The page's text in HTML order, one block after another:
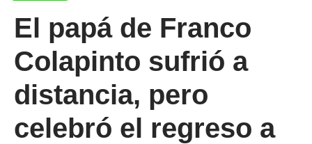
El papá de Franco
Colapinto sufrió a
distancia, pero
celebró el regreso a